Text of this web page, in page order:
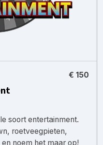
€ 150
soort entertainment.
roetveegpieten,
noem het maar op!